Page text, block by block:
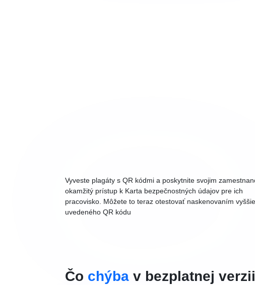
Vyveste plagáty s QR kódmi a poskytnite svojim
okamžitý prístup k Karta bezpečnostných údajov pre ich
pracovisko. Môžete to teraz otestovať naskenovaním vyššie
uvedeného QR kódu
Čo chýba v bezplatnej